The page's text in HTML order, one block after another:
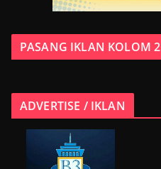
PASANG IKLAN KOLOM 2
ADVERTISE / IKLAN